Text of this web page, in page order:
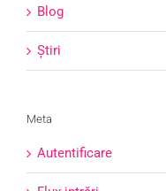
Blog
Știri
Meta
Autentificare